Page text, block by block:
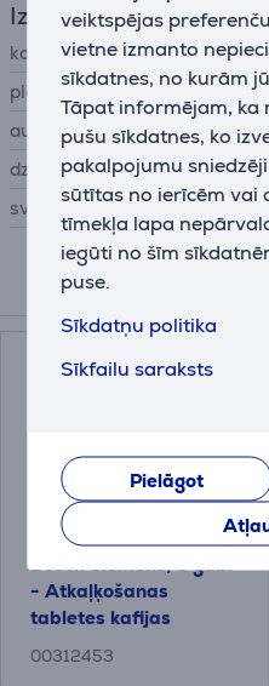
veiktspējas
vietne izmanto
sīkdatnes, no kurām
Tāpat informējam, ka
pušu sīkdatnes, ko
pakalpojumu
sūtītas no ierīcēm vai
tīmekļa lapa
iegūti no šīm
puse.
Sīkdatņu politika
Sīkfailu saraksts
Pielāgot
Izmēri
kopējā ietilpība
platums
augstums
dziļums
svars
Bosch Siemens, 6 gab.
- Atkaļķošanas
tabletes kafijas
automātiem
00312453